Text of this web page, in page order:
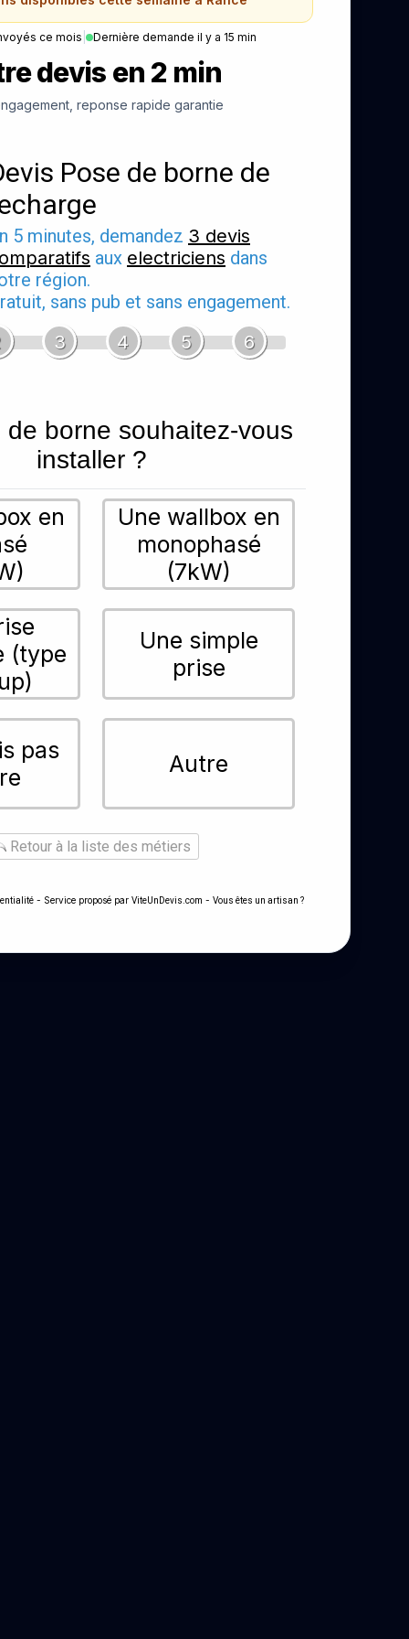
ce mois Dernière demande il y a 15 min
devis en 2 min
reponse rapide garantie
Pose de borne de
5 minutes, demandez 3 devis
aux electriciens dans
région.
sans pub et sans engagement.
3 4 5 6
de borne souhaitez-vous
installer ?
en
Une wallbox en
monophasé
(7kW)
(type
Une simple
prise
pas
Autre
Retour à la liste des métiers
- Service proposé par ViteUnDevis.com - Vous êtes un artisan ?